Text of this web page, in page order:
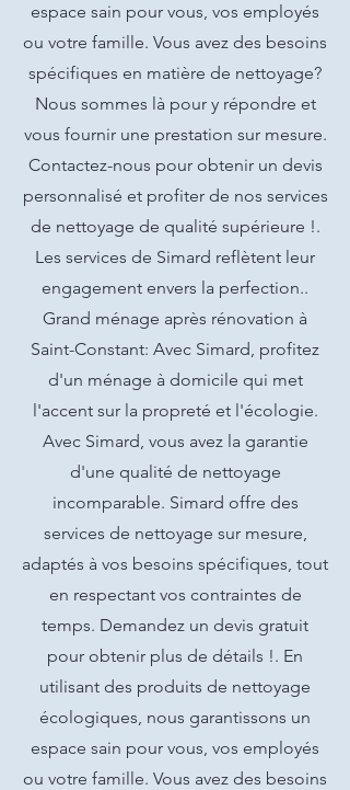
espace sain pour vous, vos employés
ou votre famille. Vous avez des besoins
spécifiques en matière de nettoyage?
Nous sommes là pour y répondre et
vous fournir une prestation sur mesure.
Contactez-nous pour obtenir un devis
personnalisé et profiter de nos services
de nettoyage de qualité supérieure !.
Les services de Simard reflètent leur
engagement envers la perfection..
Grand ménage après rénovation à
Saint-Constant: Avec Simard, profitez
d'un ménage à domicile qui met
l'accent sur la propreté et l'écologie.
Avec Simard, vous avez la garantie
d'une qualité de nettoyage
incomparable. Simard offre des
services de nettoyage sur mesure,
adaptés à vos besoins spécifiques, tout
en respectant vos contraintes de
temps. Demandez un devis gratuit
pour obtenir plus de détails !. En
utilisant des produits de nettoyage
écologiques, nous garantissons un
espace sain pour vous, vos employés
ou votre famille. Vous avez des besoins